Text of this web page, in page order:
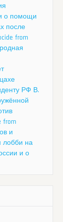
о помощи
после
from
РФ В.
from
и
лобби на
и о